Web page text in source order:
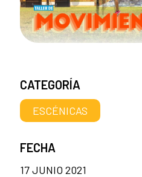
CATEGORÍA
ESCÉNICAS
FECHA
17 JUNIO 2021